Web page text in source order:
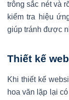
trông sắc nét và
kiểm tra hiệu
giúp tránh được
Thiết kế
Khi thiết kế
hoa văn lặp lại